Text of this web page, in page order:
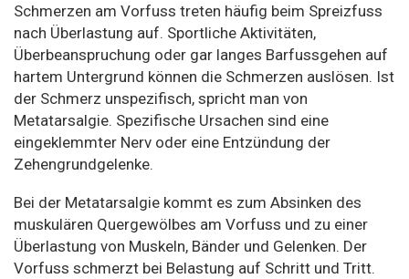
Schmerzen am Vorfuss treten häufig beim Spreizfuss
nach Überlastung auf. Sportliche Aktivitäten,
Überbeanspruchung oder gar langes Barfussgehen auf
hartem Untergrund können die Schmerzen auslösen. Ist
der Schmerz unspezifisch, spricht man von
Metatarsalgie. Spezifische Ursachen sind eine
eingeklemmter Nerv oder eine Entzündung der
Zehengrundgelenke.
Bei der Metatarsalgie kommt es zum Absinken des
muskulären Quergewölbes am Vorfuss und zu einer
Überlastung von Muskeln, Bänder und Gelenken. Der
Vorfuss schmerzt bei Belastung auf Schritt und Tritt.